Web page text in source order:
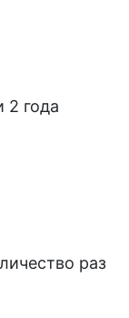
2 года
раз